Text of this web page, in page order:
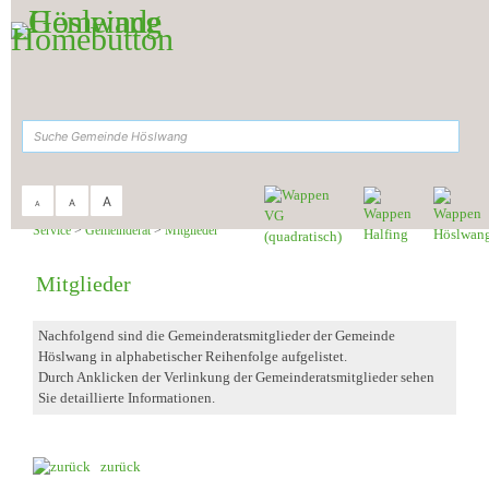
Zum Inhalt, zur Navigation
A A A
Rathaus &
Service>Gemeinderat>Mitglieder
Mitglieder
Nachfolgend sind die Gemeinderatsmitglieder der Gemeinde
Höslwang in alphabetischer Reihenfolge aufgelistet.
Durch Anklicken der Verlinkung der Gemeinderatsmitglieder sehen
Sie detaillierte Informationen.
zurück